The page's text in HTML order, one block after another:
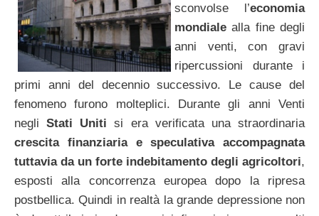
sconvolse l’economia
mondiale alla fine degli
anni venti, con gravi
ripercussioni durante i
primi anni del decennio successivo. Le cause del
fenomeno furono molteplici. Durante gli anni Venti
negliStati Uniti si era verificata una straordinaria
crescita finanziaria e speculativa accompagnata
tuttavia da un forte indebitamento degli agricoltori,
esposti alla concorrenza europea dopo la ripresa
postbellica. Quindi in realtà la grande depressione non